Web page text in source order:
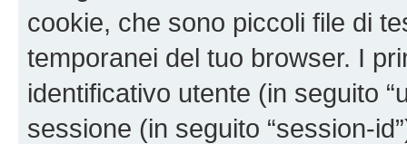
cookie, che sono piccoli file di
temporanei del tuo browser. I
identificativo utente (in seguito
sessione (in seguito “session-